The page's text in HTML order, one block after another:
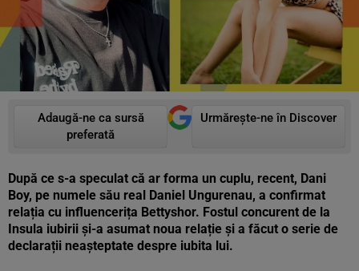
Adaugă-ne ca sursă
preferată
Urmărește-ne în Discover
După ce s-a speculat că ar forma un cuplu, recent, Dani
Boy, pe numele său real Daniel Ungurenau, a confirmat
relația cu influencerița Bettyshor. Fostul concurent de la
Insula iubirii și-a asumat noua relație și a făcut o serie de
declarații neașteptate despre iubita lui.